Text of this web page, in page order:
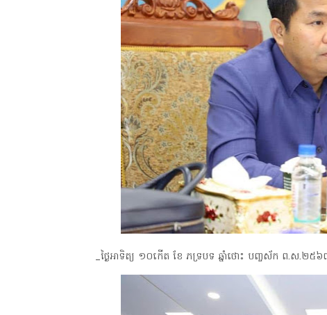
_ថ្ងៃអាទិត្យ ១០កើត ខែ ភទ្របទ ឆ្នាំថោះ បញ្ចស័ក ព.ស.២៥៦